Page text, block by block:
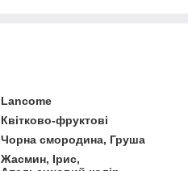
Lancome
Квітково-фруктові
Чорна смородина, Груша
Жасмин, Ірис,